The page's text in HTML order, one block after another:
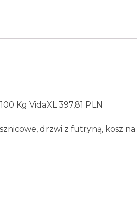
Kg VidaXL 397,81 PLN
drzwi z futryną, kosz na